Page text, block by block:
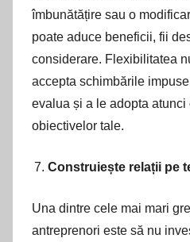
îmbunătățire sau o
poate aduce beneficii, fii
considerare. Flexibilitatea
accepta schimbările
evalua și a le adopta
obiectivelor tale.
Construiește relații pe
Una dintre cele mai mari
antreprenori este să nu